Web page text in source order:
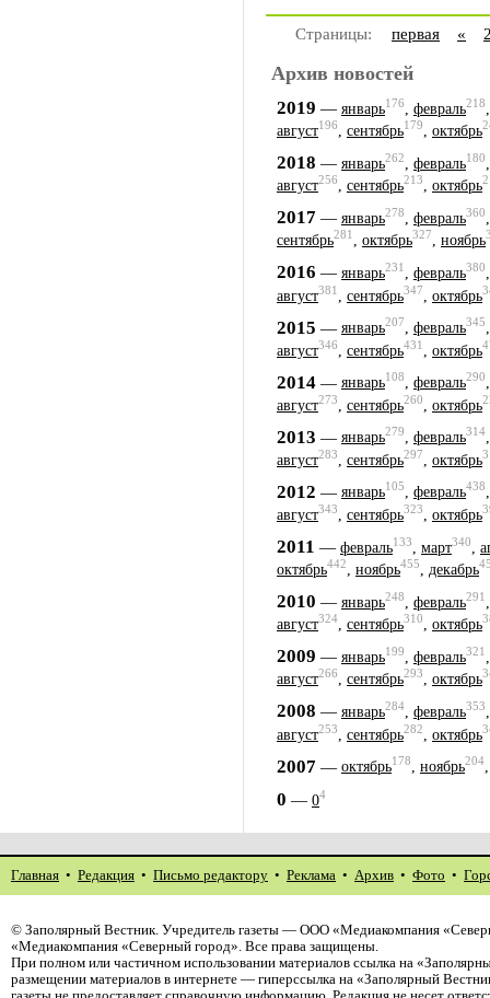
Страницы: первая «
Архив новостей
2019 — январь176 февраль218
август196, сентябрь179, октябрь
2018 — январь262 февраль180
август256, сентябрь213, октябрь
2017 — январь278 февраль360
сентябрь281, октябрь327, ноябрь
2016 — январь231 февраль380
август381 сентябрь347 октябрь
2015 — январь207, февраль345
август346 сентябрь431 октябрь
2014 — январь108, февраль290
август273 сентябрь260 октябрь
2013 — январь279, февраль314
август283 сентябрь297 октябрь
2012 — январь105, февраль438
август343, сентябрь323, октябрь
2011 — февраль133 март340
октябрь442, ноябрь455, декабрь
2010 — январь248 февраль291
август324, сентябрь310, октябрь
2009 — январь199 февраль321
август266, сентябрь293, октябрь
2008 — январь284 февраль353
август253 сентябрь282 октябрь
2007 — октябрь178, ноябрь204
0 — 04
Главная • Редакция • Письмо редактору • Реклама • Архив • Фото •
© Заполярный Вестник. Учредитель газеты — ООО «Медиакомпания
«Медиакомпания «Северный город». Все права защищены.
При полном или частичном использовании материалов ссылка на
размещении материалов в интернете — гиперссылка на «Заполярный